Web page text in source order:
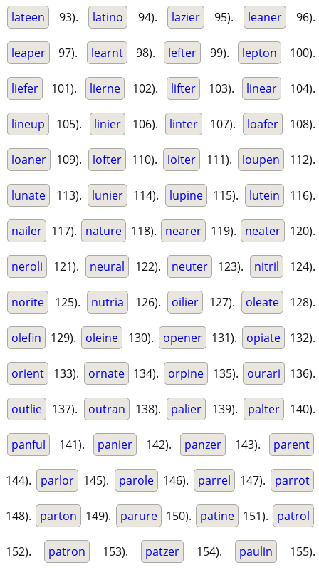
lateen 93). latino 94). lazier 95). leaner 96).
leaper 97). learnt 98). lefter 99). lepton 100).
liefer 101). lierne 102). lifter 103). linear 104).
lineup 105). linier 106). linter 107). loafer 108).
loaner 109). lofter 110). loiter 111). loupen 112).
lunate 113). lunier 114). lupine 115). lutein 116).
nailer 117). nature 118). nearer 119). neater 120).
neroli 121). neural 122). neuter 123). nitril 124).
norite 125). nutria 126). oilier 127). oleate 128).
olefin 129). oleine 130). opener 131). opiate 132).
orient 133). ornate 134). orpine 135). ourari 136).
outlie 137). outran 138). palier 139). palter 140).
panful 141). panier 142). panzer 143). parent
144). parlor 145). parole 146). parrel 147). parrot
148). parton 149). parure 150). patine 151). patrol
152). patron 153). patzer 154). paulin 155).